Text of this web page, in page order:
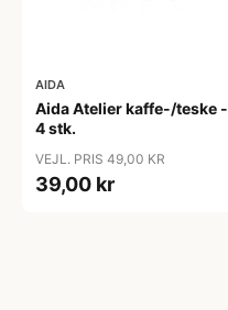
AIDA
Aida Atelier kaffe-/teske -
4 stk.
VEJL. PRIS 49,00 KR
39,00 kr